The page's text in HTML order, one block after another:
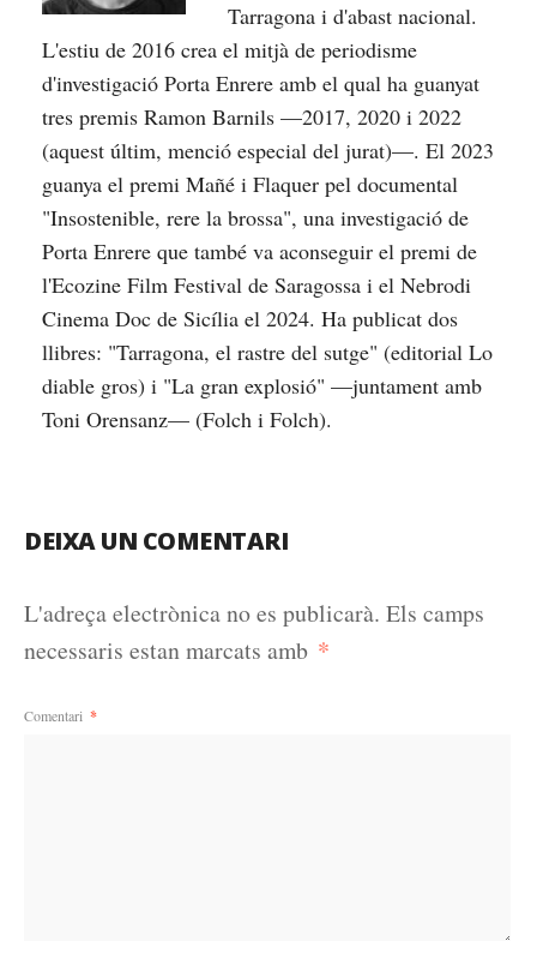
Tarragona i d'abast nacional.
L'estiu de 2016 crea el mitjà de periodisme
d'investigació Porta Enrere amb el qual ha guanyat
tres premis Ramon Barnils —2017, 2020 i 2022
(aquest últim, menció especial del jurat)—. El 2023
guanya el premi Mañé i Flaquer pel documental
"Insostenible, rere la brossa", una investigació de
Porta Enrere que també va aconseguir el premi de
l'Ecozine Film Festival de Saragossa i el Nebrodi
Cinema Doc de Sicília el 2024. Ha publicat dos
llibres: "Tarragona, el rastre del sutge" (editorial Lo
diable gros) i "La gran explosió" —juntament amb
Toni Orensanz— (Folch i Folch).
DEIXA UN COMENTARI
L'adreça electrònica no es publicarà. Els camps
necessaris estan marcats amb *
Comentari *